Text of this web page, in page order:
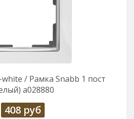
/ Рамка Snabb 1 пост
a028880
408 руб